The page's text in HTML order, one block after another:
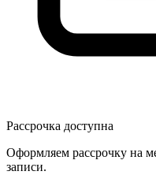
Рассрочка доступна
Оформляем рассрочку на
записи.